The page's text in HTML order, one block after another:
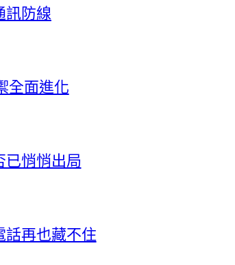
訊防線
全面進化
已悄悄出局
話再也藏不住